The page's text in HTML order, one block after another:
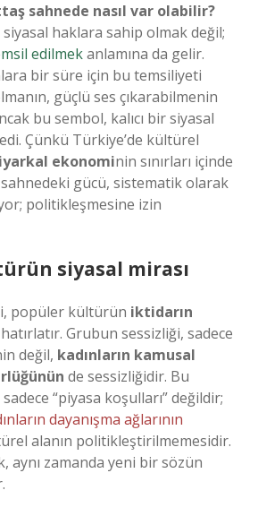
sahnede nasıl var olabilir?
siyasal haklara sahip olmak değil;
edilmekanlamına da gelir.
bir süre için bu temsiliyeti
güçlü ses çıkarabilmenin
bu sembol, kalıcı bir siyasal
Çünkü Türkiye’de kültürel
ekonominin sınırları içinde
sahnedeki gücü, sistematik olarak
politikleşmesine izin
siyasal mirası
popüler kültürün iktidarın
Grubun sessizliği, sadece
değil, kadınların kamusal
de sessizliğidir. Bu
“piyasa koşulları” değildir;
dayanışma ağlarının
alanın politikleştirilmemesidir.
aynı zamanda yeni bir sözün